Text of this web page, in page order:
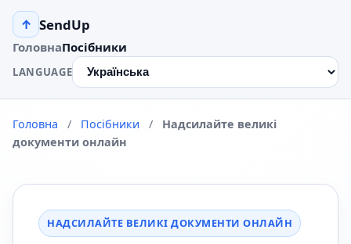
↑ SendUp
ГоловнаПосібники
LANGUAGE
Головна / Посібники /
Надсилайте великі
документи онлайн
НАДСИЛАЙТЕ ВЕЛИКІ ДОКУМЕНТИ ОНЛАЙН